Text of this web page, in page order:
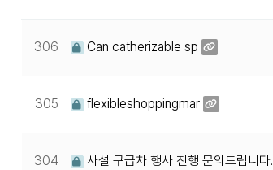
306 Can catherizable sp
305 flexibleshoppingmar
304 사설 구급차 행사 진행 문의드립니다.